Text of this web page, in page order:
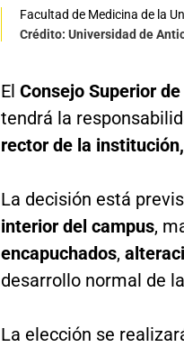
Facultad de Medicina de la
Crédito: Universidad de
El Consejo Superior
tendrá la
rector de la institución,
La decisión está
interior del campus,
encapuchados,
desarrollo normal de
La elección se